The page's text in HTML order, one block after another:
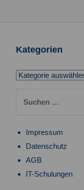
Kategorien
Kategorien
nach:
Impressum
Datenschutz
AGB
IT-Schulungen